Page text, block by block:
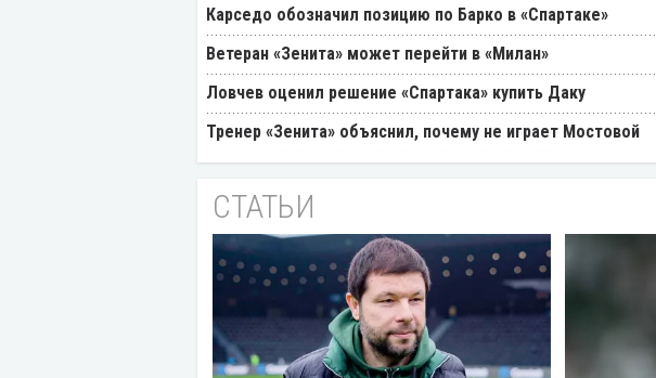
Карседо обозначил позицию по Барко в «Спартаке»
Ветеран «Зенита» может перейти в «Милан»
Ловчев оценил решение «Спартака» купить Даку
Тренер «Зенита» объяснил, почему не играет Мостовой
СТАТЬИ